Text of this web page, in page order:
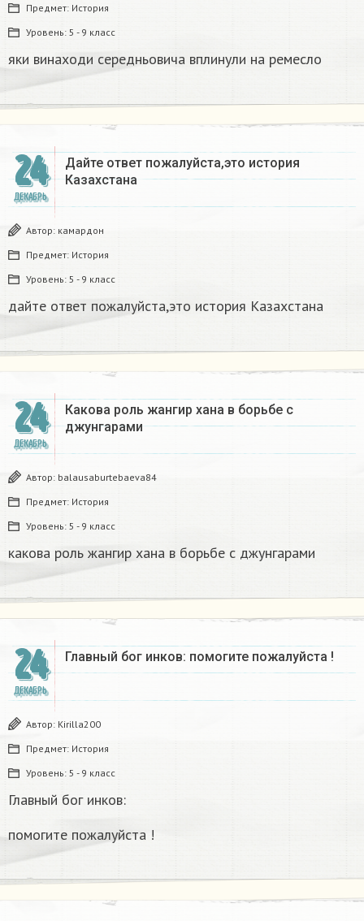
Предмет: История
Уровень: 5 - 9 класс
яки винаходи середньовича вплинули на ремесло
24
ДЕКАБРЬ
Дайте ответ пожалуйста,это история
Казахстана
Автор: камардон
Предмет: История
Уровень: 5 - 9 класс
дайте ответ пожалуйста,это история Казахстана
24
ДЕКАБРЬ
Какова роль жангир хана в борьбе с
джунгарами​
Автор: balausaburtebaeva84
Предмет: История
Уровень: 5 - 9 класс
какова роль жангир хана в борьбе с джунгарами​
24
ДЕКАБРЬ
Главный бог инков: помогите пожалуйста !
Автор: Kirilla200
Предмет: История
Уровень: 5 - 9 класс
Главный бог инков:
помогите пожалуйста !